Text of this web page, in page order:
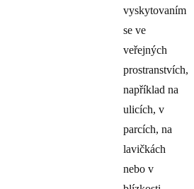
vyskytovaním
se ve
veřejných
prostranstvích,
například na
ulicích, v
parcích, na
lavičkách
nebo v